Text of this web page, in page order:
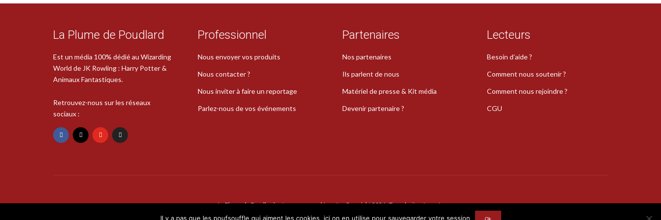
La Plume de Poudlard
Est un média 100% dédié au Wizarding
World de JK Rowling : Harry Potter &
Animaux Fantastiques.
Retrouvez-nous sur les réseaux
sociaux :
Professionnel
Nous envoyer vos produits
Nous contacter ?
Nous inviter à faire un reportage
Parlez-nous de vos événements
Partenaires
Nos partenaires
Ils parlent de nous
Matériel de presse & Kit média
Devenir partenaire ?
Lecteurs
Besoin d’aide ?
Comment nous soutenir ?
Comment nous rejoindre ?
CGU
La Plume de Poudlard est une marque déposée · Copyright 2026 · Tous droits réservés
Il y a pas que les poufsouffle qui aiment les cookies, ici on en utilise pour sauvegarder votre session Ok